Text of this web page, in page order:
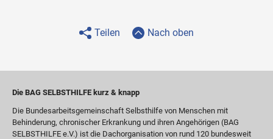
Teilen Nach oben
Die BAG SELBSTHILFE kurz & knapp
Die Bundesarbeitsgemeinschaft Selbsthilfe von Menschen mit
Behinderung, chronischer Erkrankung und ihren Angehörigen (BAG
SELBSTHILFE e.V.) ist die Dachorganisation von rund 120 bundesweit